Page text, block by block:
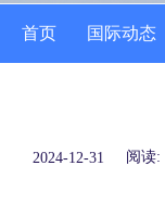
首页 国际动态
2024-12-31 阅读: